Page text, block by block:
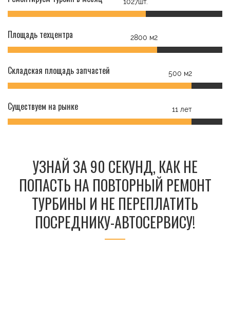
Площадь техцентра 2800 м2
Складская площадь запчастей 500 м2
Существуем на рынке 11 лет
УЗНАЙ ЗА 90 СЕКУНД, КАК НЕ
ПОПАСТЬ НА ПОВТОРНЫЙ РЕМОНТ
ТУРБИНЫ И НЕ ПЕРЕПЛАТИТЬ
ПОСРЕДНИКУ-АВТОСЕРВИСУ!